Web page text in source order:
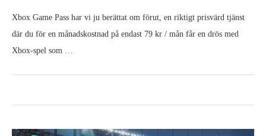
Xbox Game Pass har vi ju berättat om förut, en riktigt prisvärd tjänst
där du för en månadskostnad på endast 79 kr / mån får en drös med
Xbox-spel som …